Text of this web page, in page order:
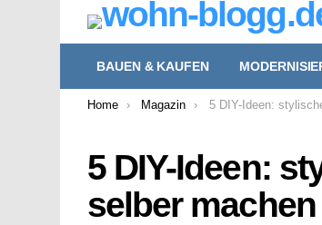
BAUEN & KAUFEN
You are here:
Home Magazin 5 DIY-Ideen:
5 DIY-Ideen:
selber machen